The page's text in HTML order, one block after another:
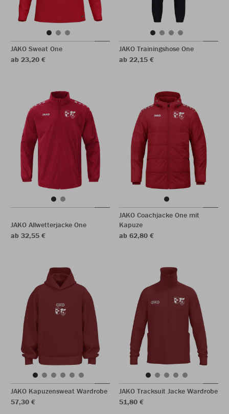
JAKO Sweat One
ab 23,20 €
JAKO Trainingshose One
ab 22,15 €
JAKO Allwetterjacke One
ab 32,55 €
JAKO Coachjacke One mit
Kapuze
ab 62,80 €
JAKO Kapuzensweat Wardrobe
57,30 €
JAKO Tracksuit Jacke Wardrobe
51,80 €